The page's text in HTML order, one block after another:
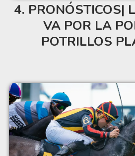
PRONÓSTICOS|
VA POR LA
POTRILLOS